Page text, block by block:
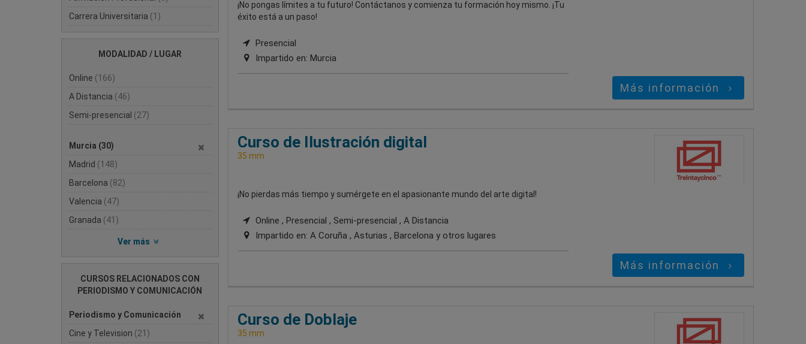
Carrera Universitaria (1)
MODALIDAD / LUGAR
Online (166)
A Distancia (46)
Semi-presencial (27)
Murcia (30)
Madrid (148)
Barcelona (82)
Valencia (47)
Granada (41)
Ver más
CURSOS RELACIONADOS CON
PERIODISMO Y COMUNICACIÓN
Periodismo y Comunicación
Cine y Television (21)
¡No pongas límites a tu futuro! Contáctanos y comienza tu formación hoy mismo. ¡Tu
éxito está a un paso!
Presencial
Impartido en: Murcia
Más información
Curso de Ilustración digital
35 mm
¡No pierdas más tiempo y sumérgete en el apasionante mundo del arte digital!
Online , Presencial , Semi-presencial , A Distancia
Impartido en: A Coruña , Asturias , Barcelona y otros lugares
Más información
Curso de Doblaje
35 mm